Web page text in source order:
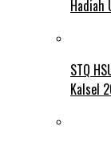
Hadiah
STQ
Kalsel